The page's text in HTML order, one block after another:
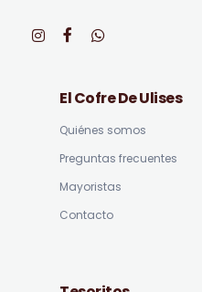
El Cofre De Ulises
Quiénes somos
Preguntas frecuentes
Mayoristas
Contacto